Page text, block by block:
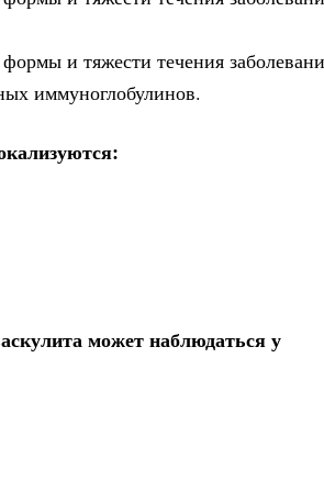
и тяжести течения
иммуноглобулинов.
может наблюдаться у